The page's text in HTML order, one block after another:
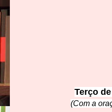
Terço
(Com a